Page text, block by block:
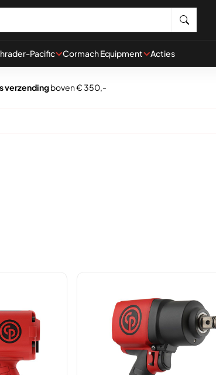
Pacific Cormach Equipment Acties
verzendingboven € 350,-